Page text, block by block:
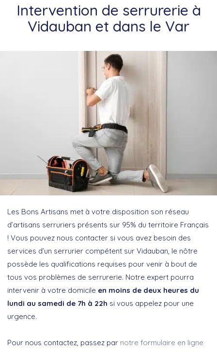
Intervention de serrurerie à
Vidauban et dans le Var
Les Bons Artisans met à votre disposition son réseau
d’artisans serruriers présents sur 95% du territoire Français
! Vous pouvez nous contacter si vous avez besoin des
services d’un serrurier compétent sur Vidauban, le nôtre
possède les qualifications requises pour venir à bout de
tous vos problèmes de serrurerie. Notre expert pourra
intervenir à votre domicile en moins de deux heures du
lundi au samedi de 7h à 22h si vous appelez pour une
urgence.
Pour nous contactez, passez par notre formulaire en ligne